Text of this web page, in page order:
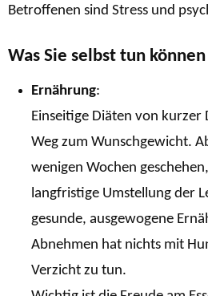
Betroffenen sind Stress und
Was Sie selbst tun können
Ernährung:
Einseitige Diäten von kurzer
Weg zum Wunschgewicht.
wenigen Wochen
langfristige Umstellung der
gesunde, ausgewogene
Abnehmen hat nichts mit
Verzicht zu tun.